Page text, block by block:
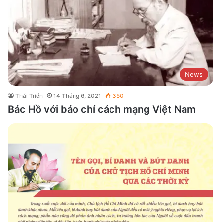
News
Thái Triển 14 Tháng 6, 2021 350
Bác Hồ với báo chí cách mạng Việt Nam